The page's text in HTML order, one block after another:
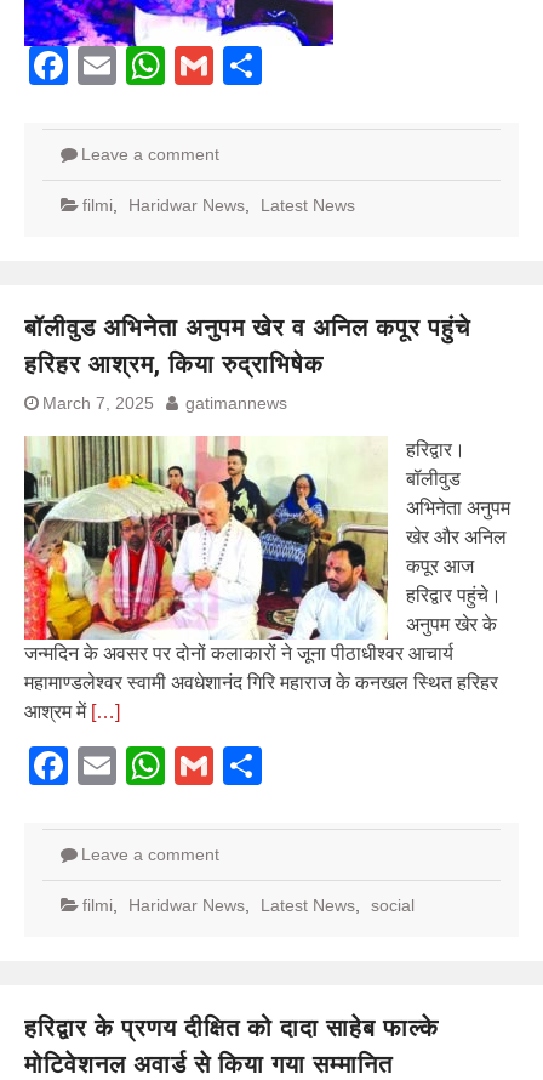
Facebook
EmailWhatsApp
Gmail
Leave a comment
filmi Haridwar News Latest News
बॉलीवुड अभिनेता अनुपम खेर व अनिल कपूर पहुंचे
हरिहर आश्रम, किया रुद्राभिषेक
March 7, 2025 gatimannews
हरिद्वार।
बॉलीवुड
अभिनेता अनुपम
खेर और अनिल
कपूर आज
हरिद्वार पहुंचे।
अनुपम खेर के
जन्मदिन के अवसर पर दोनों कलाकारों ने जूना पीठाधीश्वर आचार्य
महामाण्डलेश्वर स्वामी अवधेशानंद गिरि महाराज के कनखल स्थित हरिहर
आश्रम में […]
Facebook
EmailWhatsApp
Gmail
Leave a comment
filmi Haridwar News Latest News social
हरिद्वार के प्रणय दीक्षित को दादा साहेब फाल्के
मोटिवेशनल अवार्ड से किया गया सम्मानित